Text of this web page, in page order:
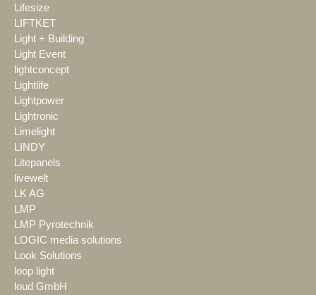
Lifesize
LIFTKET
Light + Building
Light Event
lightconcept
Lightlife
Lightpower
Lightronic
Limelight
LINDY
Litepanels
livewelt
LK AG
LMP
LMP Pyrotechnik
LOGIC media solutions
Look Solutions
loop light
loud GmbH